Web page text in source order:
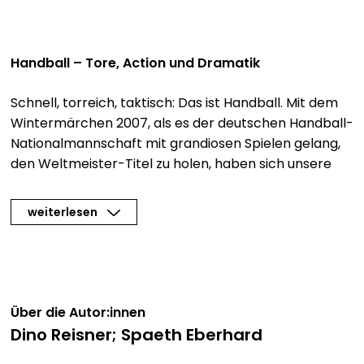
Handball – Tore, Action und Dramatik
Schnell, torreich, taktisch: Das ist Handball. Mit dem
Wintermärchen 2007, als es der deutschen Handball-
Nationalmannschaft mit grandiosen Spielen gelang,
den Weltmeister-Titel zu holen, haben sich unsere
Ob aktiver Handballer oder begeisterter Anhänger:
Dino Reisner und Eberhard Spaeth:
Top Teams, Trainer und Stars: Die Karrieren von
weiterlesen
Über die Autor:innen
Dino Reisner; Spaeth Eberhard